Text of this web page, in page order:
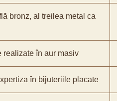
bronz, al treilea metal ca
realizate în aur masiv
în bijuteriile placate